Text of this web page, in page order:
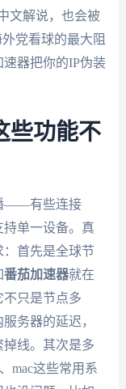
文解说，也会被
党看球的最大阻
器把你的IP伪装
些功能不
——有些连接
单一设备。真
首先是全球节
番茄加速器就在
只是节点多
务器的延迟，
线。其次是多
mac这些常用系